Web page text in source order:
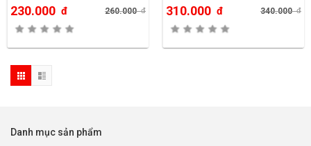
230.000 đ 260.000đ 310.000 đ 340.000đ
Danh mục sản phẩm